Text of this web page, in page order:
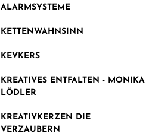
ALARMSYSTEME
KETTENWAHNSINN
KEVKERS
KREATIVES ENTFALTEN - MONIKA
LÖDLER
KREATIVKERZEN DIE
VERZAUBERN